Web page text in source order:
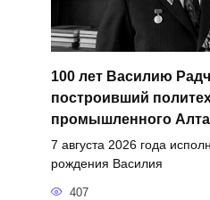
100 лет Василию
построивший
промышленного
7 августа 2026 года
рождения Василия
407